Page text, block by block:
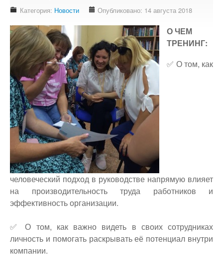
Доступность - что это?
Подтверждение доступности
Наши проекты
Our projects
Публичная отетность
Our public reporting
Публикации
Our publication
Контакты
Our contact
Категория: Новости Опубликовано: 14 августа 2018
О ЧЕМ
ТРЕНИНГ:
✅ О том, как
человеческий подход в руководстве напрямую влияет
на производительность труда работников и
эффективность организации.
✅ О том, как важно видеть в своих сотрудниках
личность и помогать раскрывать её потенциал внутри
компании.